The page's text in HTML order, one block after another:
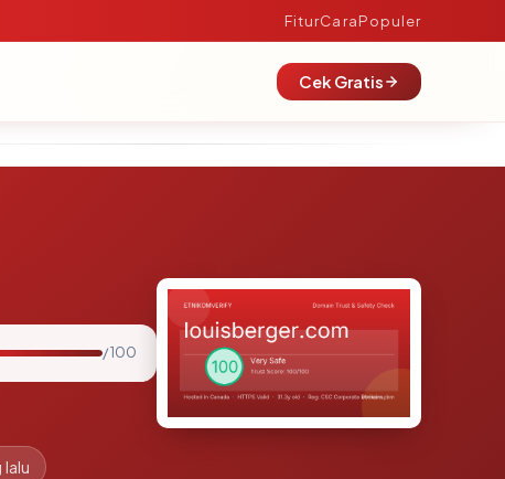
FiturCaraPopuler
Cek Gratis
/ 100
lalu